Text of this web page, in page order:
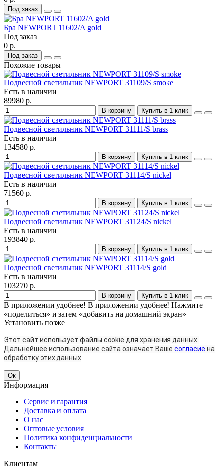
Под заказ
Бра NEWPORT 11602/A gold
Под заказ
0 р.
Под заказ
Похожие товары
Подвесной светильник NEWPORT 31109/S smoke
Есть в наличии
89980 р.
В корзину Купить в 1 клик
Подвесной светильник NEWPORT 31111/S brass
Есть в наличии
134580 р.
В корзину Купить в 1 клик
Подвесной светильник NEWPORT 31114/S nickel
Есть в наличии
71560 р.
В корзину Купить в 1 клик
Подвесной светильник NEWPORT 31124/S nickel
Есть в наличии
193840 р.
В корзину Купить в 1 клик
Подвесной светильник NEWPORT 31114/S gold
Есть в наличии
103270 р.
В корзину Купить в 1 клик
В приложении удобнее! В приложении удобнее! Нажмите
«поделиться» и затем «добавить на домашний экран»
Установить позже
Этот сайт использует файлы cookie для хранения данных.
Дальнейшее использование сайта означает Ваше согласие на
обработку этих данных
Ок
Информация
Сервис и гарантия
Доставка и оплата
О нас
Оптовые условия
Политика конфиденциальности
Контакты
Клиентам